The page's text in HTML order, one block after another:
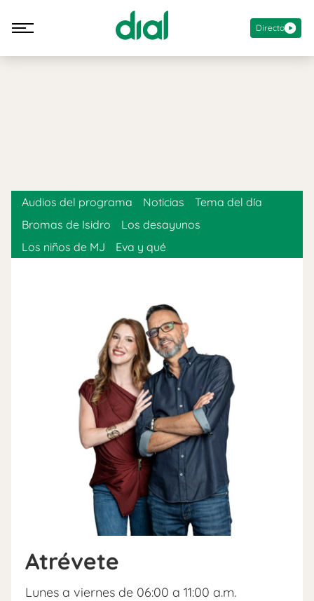
Directo
Atrévete
Lunes a viernes de 06:00 a 11:00 a.m.
Audios del programa Noticias
Tema del día
Bromas de Isidro
Los desayunos
Los niños de MJ
Eva y qué